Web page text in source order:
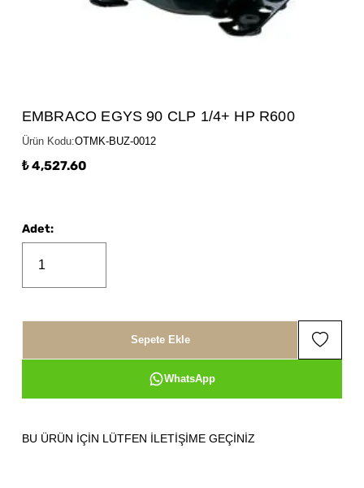
EMBRACO EGYS 90 CLP 1/4+ HP R600
Ürün Kodu:OTMK-BUZ-0012
₺ 4,527.60
BU ÜRÜN İÇİN LÜTFEN İLETİŞİME GEÇİNİZ
Adet:
Sepete Ekle
WhatsApp